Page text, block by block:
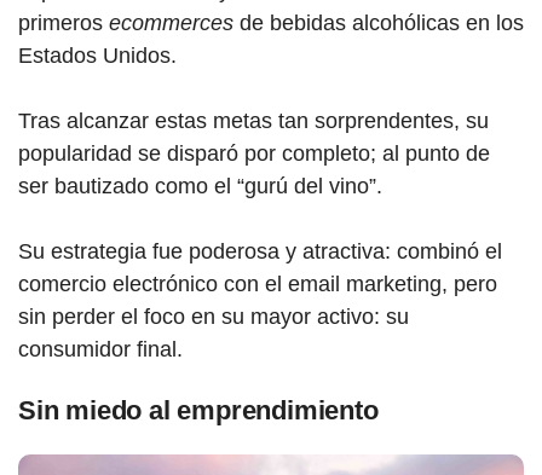
primeros ecommerces de bebidas alcohólicas en los
Estados Unidos.
Tras alcanzar estas metas tan sorprendentes, su
popularidad se disparó por completo; al punto de
ser bautizado como el “gurú del vino”.
Su estrategia fue poderosa y atractiva: combinó el
comercio electrónico con el email marketing, pero
sin perder el foco en su mayor activo: su
consumidor final.
Sin miedo al emprendimiento